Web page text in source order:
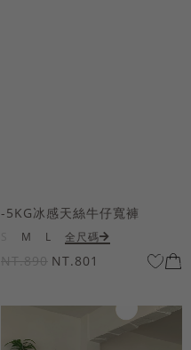
-5KG冰感天絲牛仔寬褲
M L 全尺碼
NT.890 NT.801